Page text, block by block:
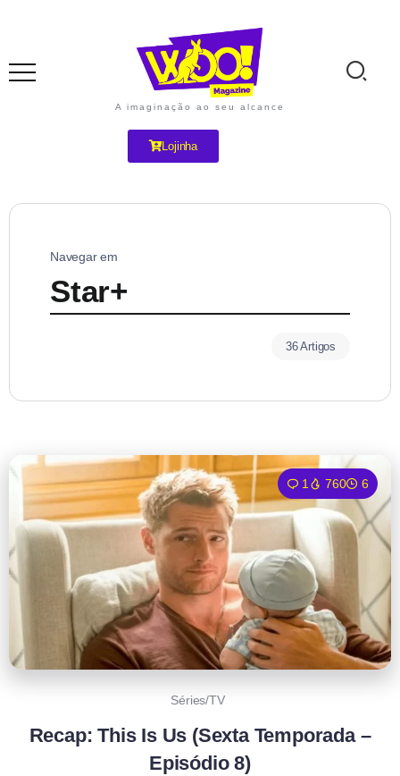
A imaginação ao seu alcance
Lojinha
Navegar em
Star+
36 Artigos
1 760 6
Séries/TV
Recap: This Is Us (Sexta Temporada –
Episódio 8)